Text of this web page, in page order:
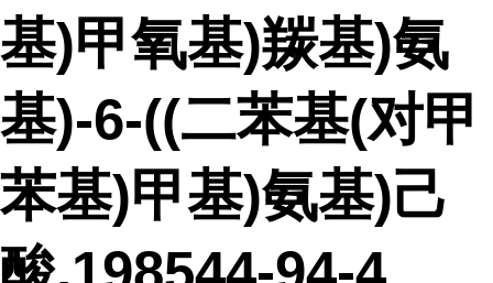
基)甲氧基)羰基)氨
基)-6-((二苯基(对甲
苯基)甲基)氨基)己